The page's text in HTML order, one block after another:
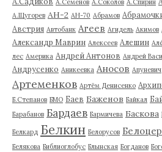
А.Щугорев АН-2 АН-70 Абрамов
Австрия Автобанк Агеев Агидель Акимов
Александр Маврин Алексеев Алешин
лес Америка Андрей Антонов Андрей
Андрусенко Аникеевка Аносов Апуневич
Артеменков Артём Денисенко
Б.Степанов БМО Баев Баженов Байкал
Барабанов Бардаев Бармичева Баскова
Белкард Белкин Белорусов
Белякова Библиоглобус Блынская Богданов